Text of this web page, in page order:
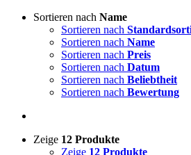
Sortieren nach Name
Sortieren nach
Sortieren nach Name
Sortieren nach Preis
Sortieren nach Datum
Sortieren nach Beliebtheit
Sortieren nach Bewertung
Zeige 12 Produkte
Zeige 12 Produkte